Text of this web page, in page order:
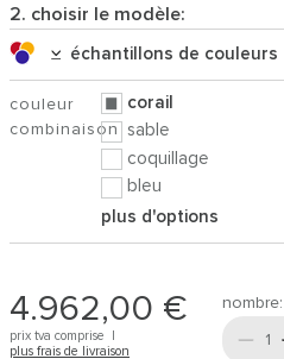
2. choisir le modèle:
échantillons de couleurs
couleur
combinaison
corail
sable
coquillage
bleu
plus d'options
4.962,00 €
prix tva comprise |
plus frais de livraison
nombre: